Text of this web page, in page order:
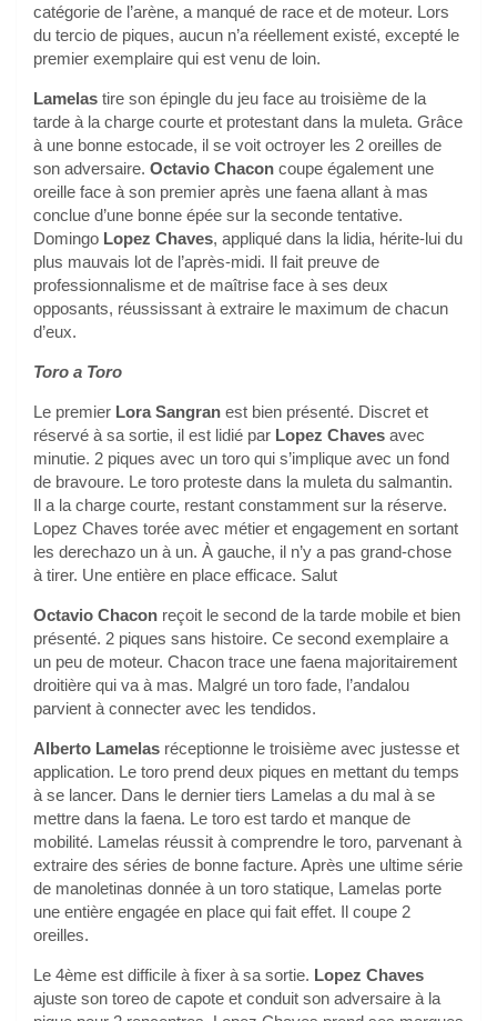
catégorie de l’arène, a manqué de race et de moteur. Lors
du tercio de piques, aucun n’a réellement existé, excepté le
premier exemplaire qui est venu de loin.
Lamelas tire son épingle du jeu face au troisième de la
tarde à la charge courte et protestant dans la muleta. Grâce
à une bonne estocade, il se voit octroyer les 2 oreilles de
son adversaire. Octavio Chacon coupe également une
oreille face à son premier après une faena allant à mas
conclue d’une bonne épée sur la seconde tentative.
Domingo Lopez Chaves, appliqué dans la lidia, hérite-lui du
plus mauvais lot de l’après-midi. Il fait preuve de
professionnalisme et de maîtrise face à ses deux
opposants, réussissant à extraire le maximum de chacun
d’eux.
Toro a Toro
Le premier Lora Sangran est bien présenté. Discret et
réservé à sa sortie, il est lidié par Lopez Chaves avec
minutie. 2 piques avec un toro qui s’implique avec un fond
de bravoure. Le toro proteste dans la muleta du salmantin.
Il a la charge courte, restant constamment sur la réserve.
Lopez Chaves torée avec métier et engagement en sortant
les derechazo un à un. À gauche, il n’y a pas grand-chose
à tirer. Une entière en place efficace. Salut
Octavio Chacon reçoit le second de la tarde mobile et bien
présenté. 2 piques sans histoire. Ce second exemplaire a
un peu de moteur. Chacon trace une faena majoritairement
droitière qui va à mas. Malgré un toro fade, l’andalou
parvient à connecter avec les tendidos.
Alberto Lamelas réceptionne le troisième avec justesse et
application. Le toro prend deux piques en mettant du temps
à se lancer. Dans le dernier tiers Lamelas a du mal à se
mettre dans la faena. Le toro est tardo et manque de
mobilité. Lamelas réussit à comprendre le toro, parvenant à
extraire des séries de bonne facture. Après une ultime série
de manoletinas donnée à un toro statique, Lamelas porte
une entière engagée en place qui fait effet. Il coupe 2
oreilles.
Le 4ème est difficile à fixer à sa sortie. Lopez Chaves
ajuste son toreo de capote et conduit son adversaire à la